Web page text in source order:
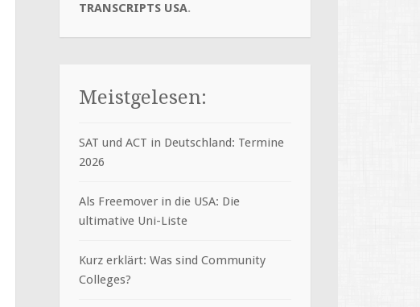
TRANSCRIPTS USA.
Meistgelesen:
SAT und ACT in Deutschland: Termine
2026
Als Freemover in die USA: Die
ultimative Uni-Liste
Kurz erklärt: Was sind Community
Colleges?